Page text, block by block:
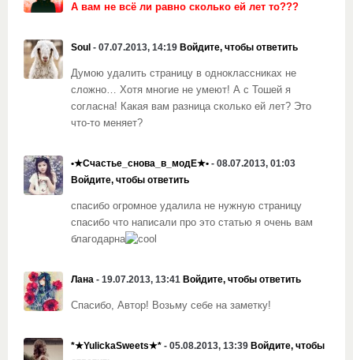
А вам не всё ли равно сколько ей лет то???
Soul - 07.07.2013, 14:19 Войдите, чтобы ответить
Думою удалить страницу в одноклассниках не
сложно… Хотя многие не умеют! А с Тошей я
согласна! Какая вам разница сколько ей лет? Это
что-то меняет?
•★Счастье_снова_в_модЕ★• - 08.07.2013, 01:03
Войдите, чтобы ответить
спасибо огромное удалила не нужную страницу
спасибо что написали про это статью я очень вам
благодарна
Лана - 19.07.2013, 13:41 Войдите, чтобы ответить
Спасибо, Автор! Возьму себе на заметку!
*★YulickaSweets★* - 05.08.2013, 13:39 Войдите, чтобы